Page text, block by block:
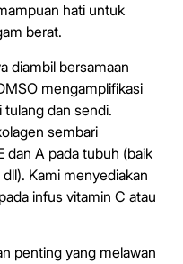
hati untuk
berat.
diambil bersamaan
mengamplifikasi
dan sendi.
sembari
dan A pada tubuh (baik
Kami menyediakan
infus vitamin C atau
penting yang melawan